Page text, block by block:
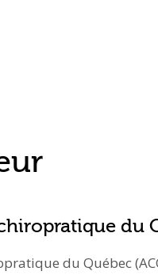
du
du Québec